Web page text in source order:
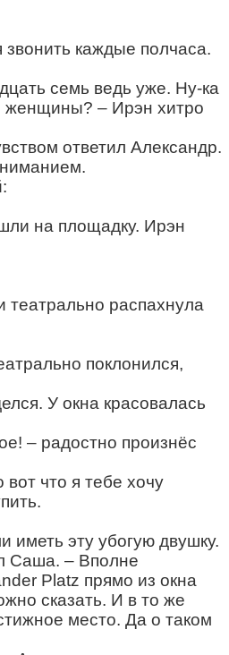
каждые полчаса.
семь ведь уже. Ну-ка
женщины? – Ирэн хитро
ответил Александр.
на площадку. Ирэн
театрально распахнула
поклонился,
У окна красовалась
– радостно произнёс
что я тебе хочу
иметь эту убогую двушку.
Саша. – Вполне
Platz прямо из окна
сказать. И в то же
место. Да о таком